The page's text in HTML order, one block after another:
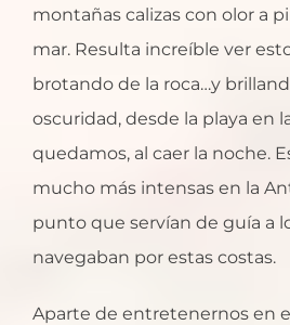
montañas calizas con olor a
mar. Resulta increíble ver
brotando de la roca…y
oscuridad, desde la playa en
quedamos, al caer la noche.
mucho más intensas en la
punto que servían de guía a
navegaban por estas costas.
Aparte de entretenernos en